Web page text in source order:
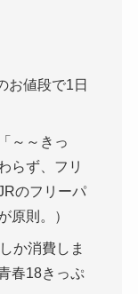
お値段で1日
～～きっ
らず、フリ
のフリーパ
原則。）
か消費しま
春18きっぷ